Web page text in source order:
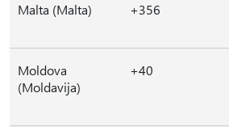
Malta (Malta) +356
Moldova
(Moldavija)
+40